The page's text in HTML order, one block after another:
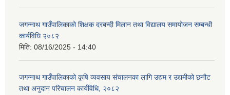
जगन्नाथ गाउँपालिकाको शिक्षक दरबन्दी मिलान तथा विद्यालय समायोजन सम्बन्धी
कार्यविधि २०८२
मिति: 08/16/2025 - 14:40
जगन्नाथ गाउँपालिकाको क‍ृषि व्यवसाय संचालनका लागि उद्यम र उद्यमीको छनौट
तथा अनुदान परिचालन कार्यविधि, २०८२